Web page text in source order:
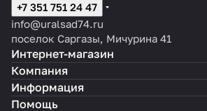
+7 351 751 24 47
info@uralsad74.ru
поселок Саргазы, Мичурина 41
Интернет-магазин
Компания
Информация
Помощь